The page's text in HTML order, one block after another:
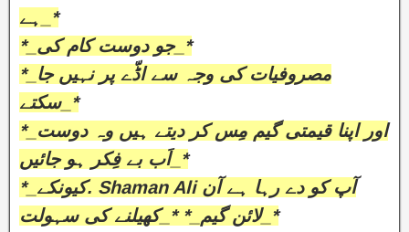
ہے_*
*_جو دوست کام کی_*
*_مصروفیات کی وجہ سے اڈّے پر نہیں جا
سکتے_*
*_اور اپنا قیمتی گیم مِس کر دیتے ہیں وہ دوست
اَب بے فِکر ہو جائیں_*
*_کیونکے. Shaman Ali آپ کو دے رہا ہے آن
لائن گیم_* *_کھیلنے کی سہولت_*